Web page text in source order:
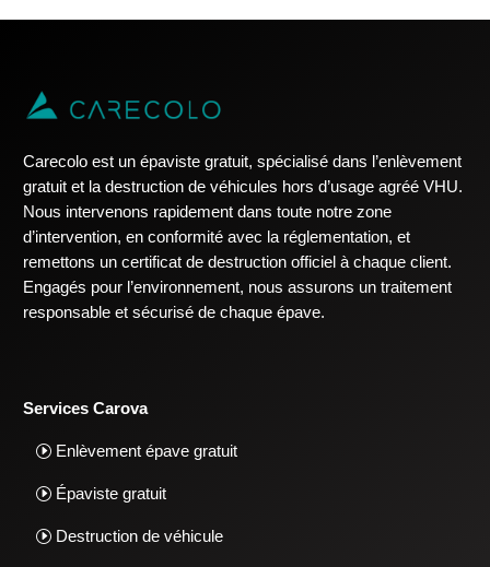
Carecolo est un épaviste gratuit, spécialisé dans l’enlèvement
gratuit et la destruction de véhicules hors d’usage agréé VHU.
Nous intervenons rapidement dans toute notre zone
d’intervention, en conformité avec la réglementation, et
remettons un certificat de destruction officiel à chaque client.
Engagés pour l’environnement, nous assurons un traitement
responsable et sécurisé de chaque épave.
Services Carova
Enlèvement épave gratuit
Épaviste gratuit
Destruction de véhicule